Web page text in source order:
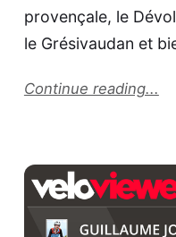
provençale, le
le Grésivaudan et
Continue reading...